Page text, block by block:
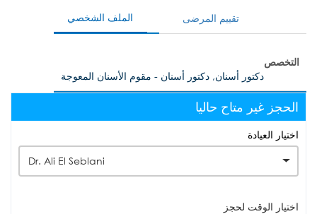
الملف الشخصي تقييم المرضى
التخصص
دكتور أسنان, دكتور أسنان - مقوم الأسنان المعوجة
الحجز غير متاح حاليا
اختيار العيادة
Dr. Ali El Seblani
اختيار الوقت لحجز